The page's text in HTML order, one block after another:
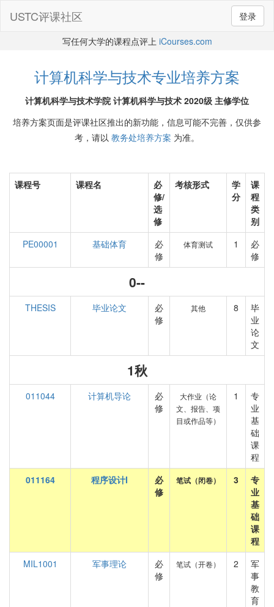
登录
USTC评课社区
写任何大学的课程点评上 iCourses.com
计算机科学与技术专业培养方案
计算机科学与技术学院 计算机科学与技术 2020级 主修学位
培养方案页面是评课社区推出的新功能，信息可能不完善，仅供参
考，请以 教务处培养方案 为准。
课程号 课程名
必
修/
选
修
考核形式
学
分
课
程
类
别
PE00001
基础体育
必
修
体育测试 1
必
修
0--
THESIS 毕业论文
必
修
其他 8
毕
业
论
文
1秋
011044 计算机导论
必
修
大作业（论
文、报告、项
目或作品等）
1
专
业
基
础
课
程
011164
程序设计I
必
修
笔试（闭卷） 3
专
业
基
础
课
程
MIL1001
军事理论
必
修
笔试（开卷） 2
军
事
教
育